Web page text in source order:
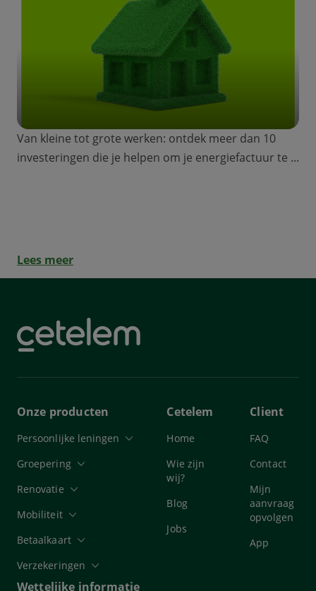
Van kleine tot grote werken: ontdek meer dan 10
investeringen die je helpen om je energiefactuur te ...
Lees meer
Onze producten
Persoonlijke leningen
Groepering
Renovatie
Mobiliteit
Betaalkaart
Verzekeringen
Cetelem
Home
Wie zijn
wij?
Blog
Jobs
Client
FAQ
Contact
Mijn
aanvraag
opvolgen
App
Wettelijke informatie